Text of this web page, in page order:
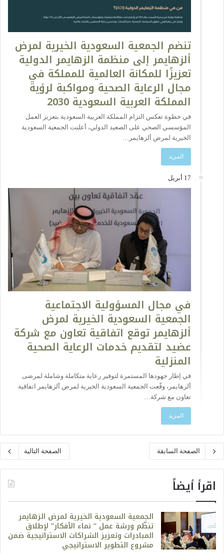
تنضم الجمعية السعودية الخيرية لمرض
ألزهايمر إلى منظمة الزهايمر الدولية
تعزيزًا للمكانة العالمية للمملكة في
مجال الرعاية الصحية ومواكبة لرؤية
المملكة العربية السعودية 2030
في خطوة تعكس التزام المملكة العربية السعودية بتعزيز العمل
المؤسسي الصحي على الصعيد الدولي، أعلنت الجمعية السعودية
الخيرية لمرض ألزهايمر…
المزيد
17 أبريل
في مجال المسؤولية الاجتماعية
الجمعية السعودية الخيرية لمرض
ألزهايمر توقع اتفاقية تعاون مع شركة
عضيد لتقديم خدمات الرعاية الصحية
المنزلية
في إطار جهودها المستمرة لتوفير رعاية متكاملة وشاملة لمرضى
ألزهايمر، وقّعت الجمعية السعودية الخيرية لمرض ألزهايمر اتفاقية
تعاون مع شركة…
المزيد
الصفحة السابقة الصفحة التالية
اقرأ أيضاً
الجمعية السعودية الخيرية لمرض الزهايمر
تنظّم ورشة عمل ” نماء الأفكار” لإطلاق
المبادرات وتعزيز الشراكات الاستراتيجية ضمن
مشروع التطوير الاستراتيجي